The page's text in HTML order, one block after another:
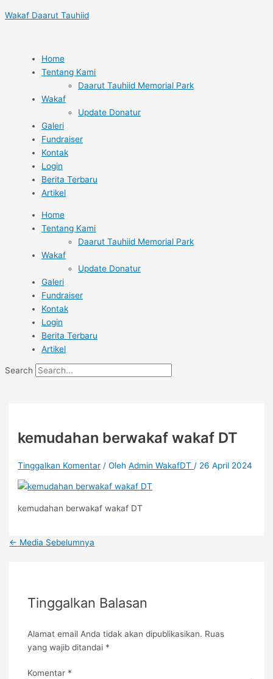
ke
Wakaf Daarut Tauhiid
Home
Tentang Kami
Daarut Tauhiid Memorial Park
Wakaf
Update Donatur
Galeri
Fundraiser
Kontak
Login
Berita Terbaru
Artikel
Home
Tentang Kami
Daarut Tauhiid Memorial Park
Wakaf
Update Donatur
Galeri
Fundraiser
Kontak
Login
Berita Terbaru
Artikel
Search
kemudahan berwakaf wakaf DT
Tinggalkan Komentar / OlehAdmin WakafDT / 26 April 2024
kemudahan berwakaf wakaf DT
navigation
← Media Sebelumnya
Tinggalkan Balasan
Alamat email Anda tidak akan dipublikasikan. Ruas
yang wajib ditandai *
Komentar *
Web